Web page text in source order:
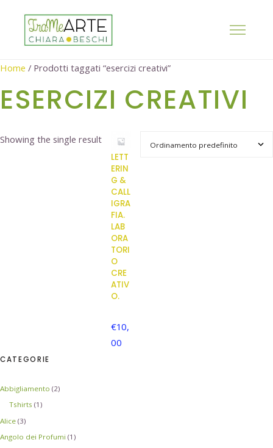
Home / Prodotti taggati “esercizi creativi”
ESERCIZI CREATIVI
Showing the single result
LETT
ERIN
G &
CALL
IGRA
FIA.
LAB
ORA
TORI
O
CRE
ATIV
O.
€10,
00
CATEGORIE
Abbigliamento (2)
Tshirts (1)
Alice (3)
Angolo dei Profumi (1)